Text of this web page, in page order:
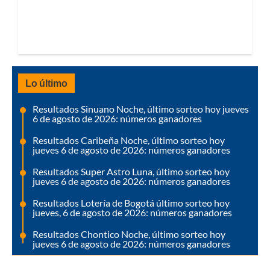
Lo último
Resultados Sinuano Noche, último sorteo hoy jueves
6 de agosto de 2026: números ganadores
Resultados Caribeña Noche, último sorteo hoy
jueves 6 de agosto de 2026: números ganadores
Resultados Super Astro Luna, último sorteo hoy
jueves 6 de agosto de 2026: números ganadores
Resultados Lotería de Bogotá último sorteo hoy
jueves, 6 de agosto de 2026: números ganadores
Resultados Chontico Noche, último sorteo hoy
jueves 6 de agosto de 2026: números ganadores